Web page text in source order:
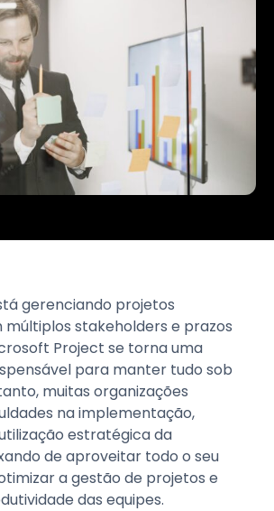
gerenciando projetos
stakeholders e prazos
Project se torna uma
para manter tudo sob
muitas organizações
na implementação,
estratégica da
de aproveitar todo o seu
a gestão de projetos e
das equipes.